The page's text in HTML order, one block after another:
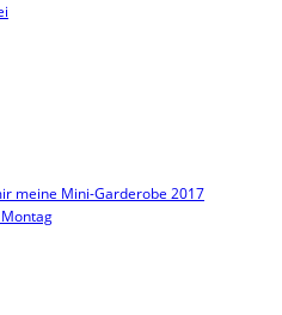
meine Mini-Garderobe 2017